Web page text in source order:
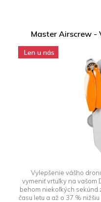
Master Airscrew -
Len u nás
Vylepšenie vášho
vymeniť vrtuľky na vašom
behom niekoľkých sekúnd
času letu a až o 37 %